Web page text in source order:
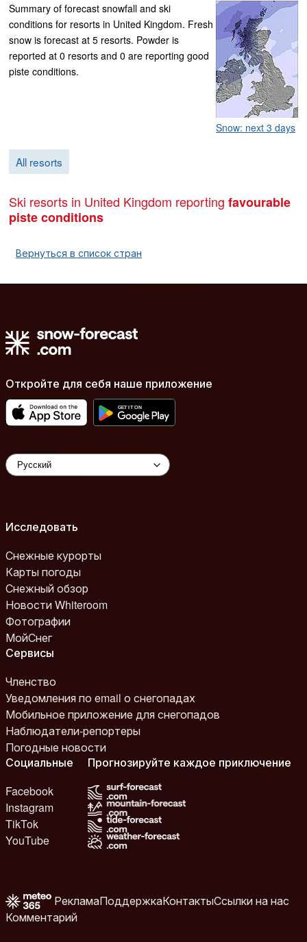
Snow: next 3 days
Summary of forecast snowfall and ski
conditions for resorts in United Kingdom. Fresh
snow is forecast at 5 resorts. Powder is
reported at 0 resorts and 0 are reporting good
piste conditions.
All resorts
Ski resorts in United Kingdom reporting favourable
piste conditions
Вернуться в список стран
Откройте для себя наше приложение
Исследовать
Снежные курорты
Карты погоды
Снежный обзор
Новости Whiteroom
Фотографии
МойСнег
Сервисы
Членство
Уведомления по email о снегопадах
Мобильное приложение для снегопадов
Наблюдатели-репортеры
Погодные новости
Социальные
Facebook
Instagram
TikTok
YouTube
Прогнозируйте каждое приключение
РекламаПоддержкаКонтактыСсылки на нас
Комментарий